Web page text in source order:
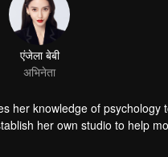
her knowledge of
her own studio to help
script, witnesses the whole